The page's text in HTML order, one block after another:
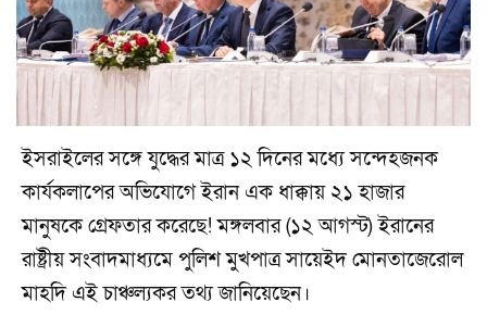
ইসরাইলের সঙ্গে যুদ্ধের মাত্র ১২ দিনের মধ্যে সন্দেহজনক
কার্যকলাপের অভিযোগে ইরান এক ধাক্কায় ২১ হাজার
মানুষকে গ্রেফতার করেছে! মঙ্গলবার (১২ আগস্ট) ইরানের
রাষ্ট্রীয় সংবাদমাধ্যমে পুলিশ মুখপাত্র সায়েইদ মোনতাজেরোল
মাহদি এই চাঞ্চল্যকর তথ্য জানিয়েছেন।